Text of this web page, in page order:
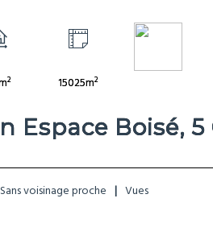
2 15025m2
Boisé, 5
Sans voisinage proche Vues